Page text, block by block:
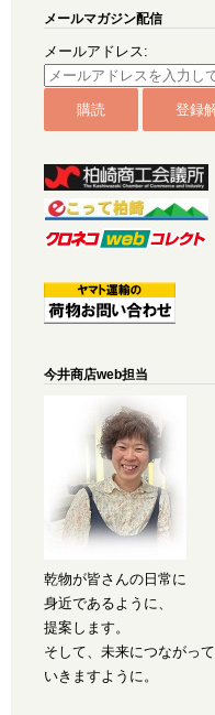
メールマガジン配信
メールアドレス:
今井商店web担当
乾物が皆さんの日常に
身近であるように、
提案します。
そして、未来につながって
いきますように。